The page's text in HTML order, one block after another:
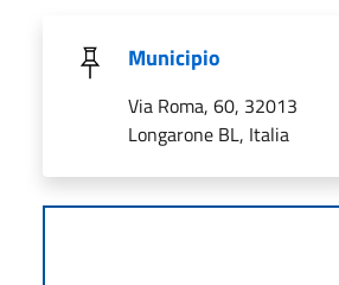
Municipio
Via Roma, 60, 32013
Longarone BL, Italia